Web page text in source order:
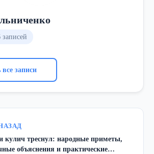
записей
записи
кулич треснул: народные приметы,
объяснения и практические